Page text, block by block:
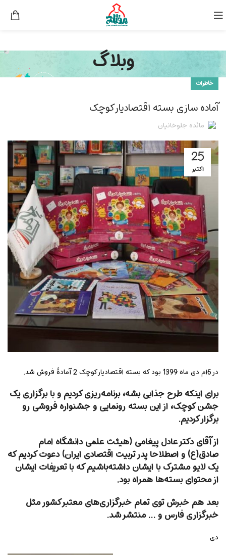
وبلاگ
خاطرات
آماده سازی بسته اقتصادیار کوچک
مائده جلوخانیان
25
اکتبر
در 6ام دی ماه 1399 بود که بسته اقتصادیار کوچک 2 آمادۀ فروش شد.
برای اینکه طرح جذابی بشه، برنامه‌ریزی کردیم و با برگزاری یک
جشن کوچک، از این بسته رونمایی و جشنواره فروشی رو
برگزار کردیم.
از آقای دکتر عادل پیغامی (هیئت علمی دانشگاه امام
صادق(ع) و اصطلاحا پدر تربیت اقتصادی ایران) دعوت کردیم که
یک لایو مشترک با ایشان داشته‌باشیم که با تعریفات ایشان
از محتوای بسته‌ها همراه بود.
بعد هم خبرش توی تمام خبرگزاری‌های معتبر کشور مثل
خبرگزاری فارس و … منتشر شد.
دی